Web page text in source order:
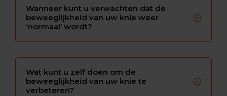
Wanneer kunt u verwachten dat de
beweeglijkheid van uw knie weer
‘normaal’ wordt?
Wat kunt u zelf doen om de
beweeglijkheid van uw knie te
verbeteren?